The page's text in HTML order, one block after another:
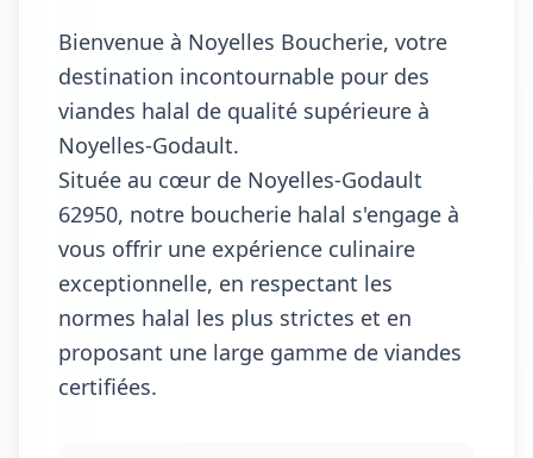
Bienvenue à Noyelles Boucherie, votre
destination incontournable pour des
viandes halal de qualité supérieure à
Noyelles-Godault.
Située au cœur de Noyelles-Godault
62950, notre boucherie halal s'engage à
vous offrir une expérience culinaire
exceptionnelle, en respectant les
normes halal les plus strictes et en
proposant une large gamme de viandes
certifiées.